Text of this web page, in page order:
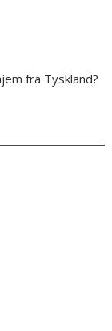
fra Tyskland?